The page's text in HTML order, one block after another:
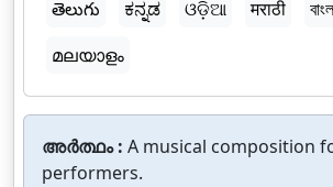
తెలుగు ಕನ್ನಡ ଓଡ଼ିଆ मराठी
മലയാളം
അർത്ഥം : A musical composition
performers.